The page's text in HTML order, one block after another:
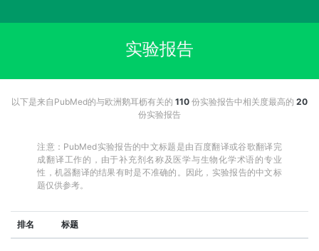
实验报告
以下是来自PubMed的与欧洲鹅耳枥有关的 110 份实验报告中相关度最高的 20
份实验报告
注意：PubMed实验报告的中文标题是由百度翻译或谷歌翻译完
成翻译工作的，由于补充剂名称及医学与生物化学术语的专业
性，机器翻译的结果有时是不准确的。因此，实验报告的中文标
题仅供参考。
排名 标题